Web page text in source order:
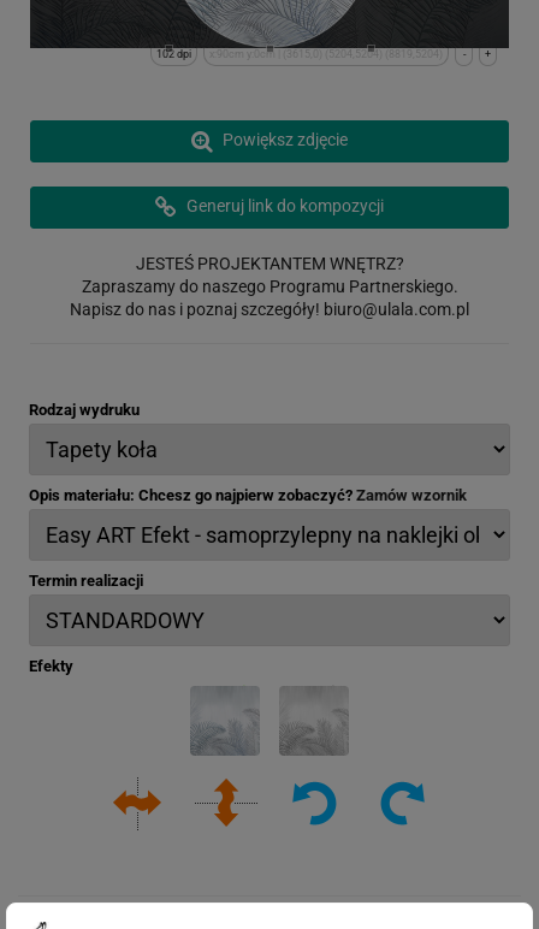
+
-
x:90cm y:0cm | (3615,0) (5204,5204) (8819,5204)
102 dpi
Powiększ zdjęcie
Generuj link do kompozycji
JESTEŚ PROJEKTANTEM WNĘTRZ?
Zapraszamy do naszego Programu Partnerskiego.
Napisz do nas i poznaj szczegóły! biuro@ulala.com.pl
Rodzaj wydruku
Opis materiału: Chcesz go najpierw zobaczyć? Zamów wzornik
Termin realizacji
Efekty